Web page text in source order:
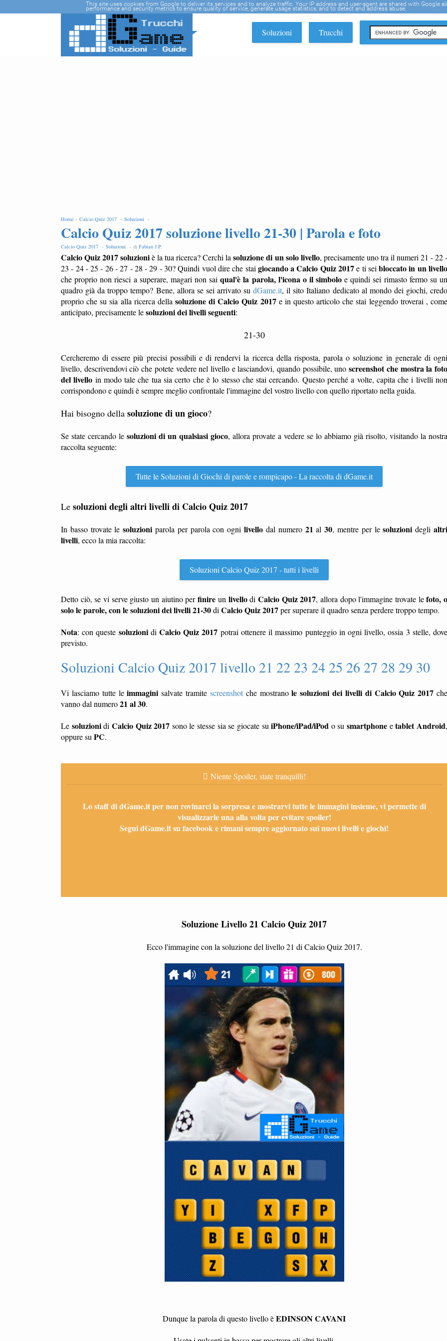
Soluzioni Trucchi
Home - Calcio Quiz 2017 - Soluzioni -
Calcio Quiz 2017 soluzione livello 21-30 | Parola e foto
Calcio Quiz 2017 - Soluzioni - di Fabian J.P.
Calcio Quiz 2017 soluzioniè la tua ricerca? Cerchi lasoluzione di un solo livello, precisamente uno tra il numeri 21 - 22
23 - 24 - 25 - 26 - 27 - 28 - 29 - 30? Quindi vuol dire che stai giocando a Calcio Quiz 2017e ti seibloccato in un
che proprio non riesci a superare, magari non saiqual'è la parola, l'icona o il simbolo e quindi sei rimasto fermo su
quadro già da troppo tempo? Bene, allora se sei arrivato sudGame.it, il sito Italiano dedicato al mondo dei giochi,
proprio che su sia alla ricerca della soluzione di Calcio Quiz 2017e in questo articolo che stai leggendo troverai ,
anticipato, precisamente lesoluzioni dei livelli seguenti:
21-30
Cercheremo di essere più precisi possibili e di rendervi la ricerca della risposta, parola o soluzione in generale di ogni
livello, descrivendovi ciò che potete vedere nel livello e lasciandovi, quando possibile, unoscreenshot che mostra la
del livello in modo tale che tua sia certo che è lo stesso che stai cercando. Questo perché a volte, capita che i livelli
corrispondono e quindi è sempre meglio confrontale l'immagine del vostro livello con quello riportato nella guida.
Hai bisogno della soluzione di un gioco?
Se state cercando le soluzioni di un qualsiasi gioco, allora provate a vedere se lo abbiamo già risolto, visitando la nostra
raccolta seguente:
Tutte le Soluzioni di Giochi di parole e rompicapo - La raccolta di dGame.it
Le soluzioni degli altri livelli di Calcio Quiz 2017
In basso trovate lesoluzioni parola per parola con ognilivello dal numero 21 al30, mentre per lesoluzioni degli
livelli, ecco la mia raccolta:
Soluzioni Calcio Quiz 2017 - tutti i livelli
Detto ciò, se vi serve giusto un aiutino perfinire un livellodi Calcio Quiz 2017, allora dopo l'immagine trovate lefoto,
solo le parole, con le soluzioni dei livelli 21-30di Calcio Quiz 2017per superare il quadro senza perdere troppo tempo.
Nota: con queste soluzionidiCalcio Quiz 2017 potrai ottenere il massimo punteggio in ogni livello, ossia 3 stelle,
previsto.
Soluzioni Calcio Quiz 2017 livello 21 22 23 24 25 26 27 28 29 30
Vi lasciamo tutte leimmagini salvate tramite screenshotche mostranole soluzioni dei livelli di Calcio Quiz 2017
vanno dal numero21 al 30.
Le soluzionidi Calcio Quiz 2017 sono le stesse sia se giocate suiPhone/iPad/iPod o susmartphone etablet Android
oppure su PC.
Niente Spoiler, state tranquilli!
Lo staff di dGame.it per non rovinarci la sorpresa e mostrarvi tutte le immagini insieme, vi permette di
visualizzarle una alla volta per evitare spoiler!
Segui dGame.it su facebook e rimani sempre aggiornato sui nuovi livelli e giochi!
Soluzione Livello 21 Calcio Quiz 2017
Ecco l'immagine con la soluzione del livello 21 di Calcio Quiz 2017.
Dunque la parola di questo livello èEDINSON CAVANI
This site uses cookies from Google to deliver its services and to analyze traffic. Your IP address and user-agent are shared with Google
performance and security metrics to ensure quality of service, generate usage statistics, and to detect and address abuse.